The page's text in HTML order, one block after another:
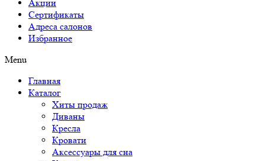
Акции
Сертификаты
Адреса салонов
Избранное
Menu
Главная
Каталог
Хиты продаж
Диваны
Кресла
Кровати
Аксессуары для сна